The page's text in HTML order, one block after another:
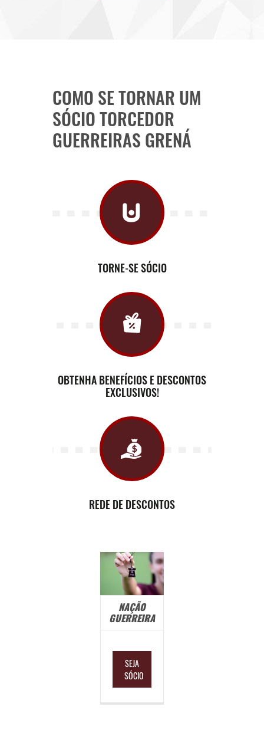
COMO SE TORNAR UM
SÓCIO TORCEDOR
GUERREIRAS GRENÁ
TORNE-SE SÓCIO
OBTENHA BENEFÍCIOS E DESCONTOS
EXCLUSIVOS!
REDE DE DESCONTOS
NAÇÃO
GUERREIRA
SEJA
SÓCIO